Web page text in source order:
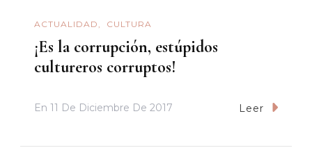
ACTUALIDAD CULTURA
¡Es la corrupción, estúpidos
cultureros corruptos!
En 11 De Diciembre De 2017 Leer